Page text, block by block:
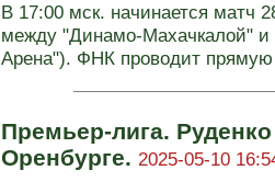
В 17:00 мск. начинается матч
между "Динамо-Махачкалой"
Арена"). ФНК проводит прямую
Премьер-лига.
Оренбурге. 2025-05-10